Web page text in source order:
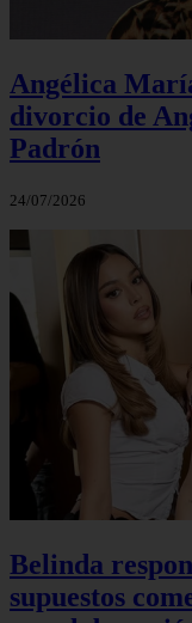
Angélica
divorcio de
Padrón
24/07/2026
Belinda
supuestos